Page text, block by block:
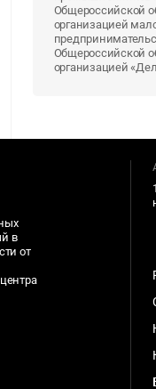
Общероссийской
организацией
Общероссийской
организацией
в
от